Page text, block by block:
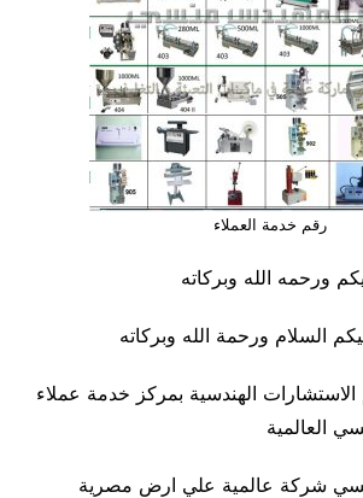
رقم خدمة العملاء
ورحمه الله وبركاته
السلام ورحمة الله وبركاته
الهندسية بمركز خدمة عملاء
العالمية
شركة عالمية علي ارض مصرية